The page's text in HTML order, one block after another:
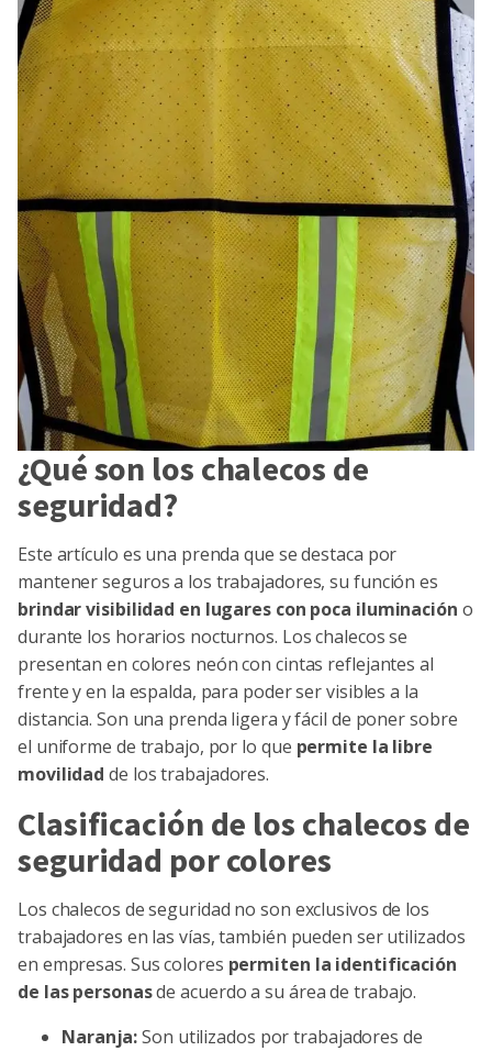
¿Qué son los chalecos de
seguridad?
Este artículo es una prenda que se destaca por
mantener seguros a los trabajadores, su función es
brindar visibilidad en lugares con poca iluminación o
durante los horarios nocturnos. Los chalecos se
presentan en colores neón con cintas reflejantes al
frente y en la espalda, para poder ser visibles a la
distancia. Son una prenda ligera y fácil de poner sobre
el uniforme de trabajo, por lo que permite la libre
movilidad de los trabajadores.
Clasificación de los chalecos de
seguridad por colores
Los chalecos de seguridad no son exclusivos de los
trabajadores en las vías, también pueden ser utilizados
en empresas. Sus colores permiten la identificación
de las personasde acuerdo a su área de trabajo.
Naranja:Son utilizados por trabajadores de